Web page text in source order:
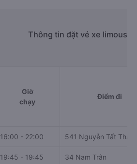
Thông tin đặt vé xe
Giờ
chạy
Điểm đi
16:00 - 22:00 541 Nguyễn Tất
19:45 - 19:45 34 Nam Trân